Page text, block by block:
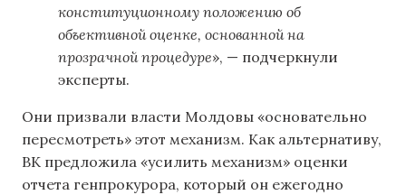
конституционному положению об
объективной оценке, основанной на
прозрачной процедуре», — подчеркнули
эксперты.
Они призвали власти Молдовы «основательно
пересмотреть» этот механизм. Как альтернативу,
ВК предложила «усилить механизм» оценки
отчета генпрокурора, который он ежегодно